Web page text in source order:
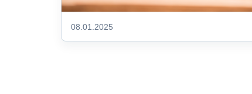
08.01.2025